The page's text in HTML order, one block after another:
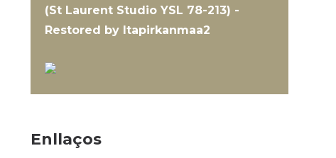
(St Laurent Studio YSL 78-213) -
Restored by Itapirkanmaa2
Enllaços